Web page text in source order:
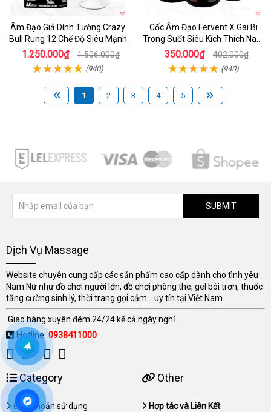
Âm Đạo Giả Dính Tường Crazy
Bull Rung 12 Chế Độ Siêu Mạnh
1.250.000₫ 1.506.000₫
(940)
Cốc Âm Đạo Fervent X Gai Bi
Trong Suốt Siêu Kích Thích Nam
Giới
350.000₫ 402.000₫
(940)
1 2 3 4 5
SUBMIT
Dịch Vụ Massage
Website chuyên cung cấp các sản phẩm cao cấp dành cho tình yêu
Nam Nữ như đồ chơi người lớn, đồ chơi phòng the, gel bôi trơn, thuốc
tăng cường sinh lý, thời trang gợi cảm... uy tín tại Việt Nam
Giao hàng xuyên đêm 24/24 kể cả ngày nghỉ
Hotline: 0938411000
Category
Điều khoản sử dụng
Other
Hợp tác và Liên Kết